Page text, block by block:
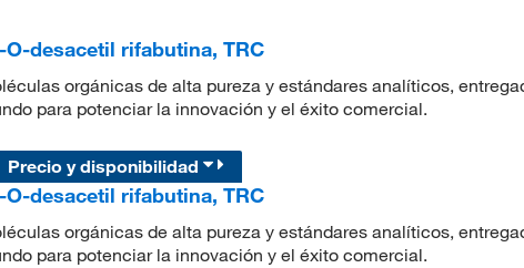
O-desacetil rifabutina, TRC
orgánicas de alta pureza y estándares analíticos,
para potenciar la innovación y el éxito comercial.
Precio y disponibilidad
O-desacetil rifabutina, TRC
orgánicas de alta pureza y estándares analíticos,
para potenciar la innovación y el éxito comercial.